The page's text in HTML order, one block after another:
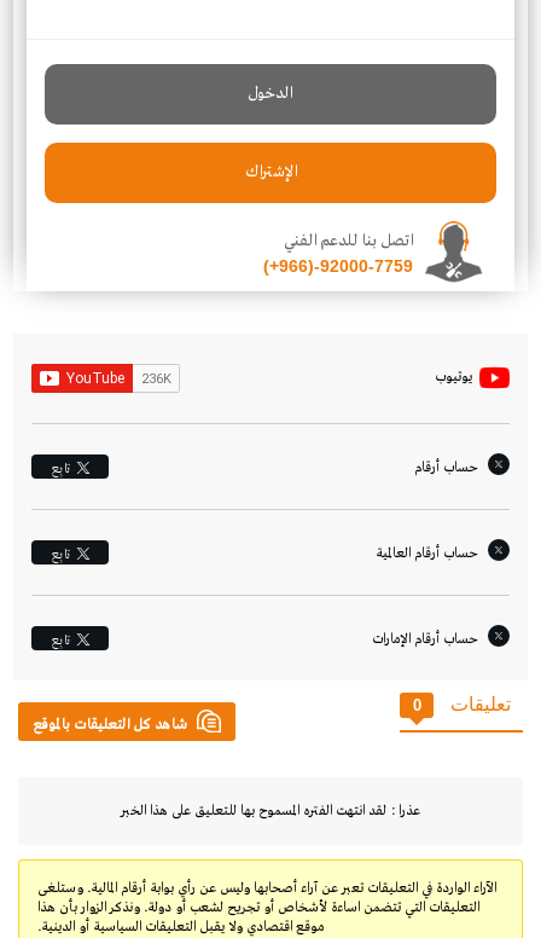
الدخول
الإشتراك
اتصل بنا للدعم الفني
(+966)-92000-7759
يوتيوب
حساب أرقام تابِع
حساب أرقام العالمية تابِع
حساب أرقام الإمارات‎ تابِع
شاهد كل التعليقات بالموقع
تعليقات 0
عذرا : لقد انتهت الفتره المسموح بها للتعليق على هذا الخبر
الآراء الواردة في التعليقات تعبر عن آراء أصحابها وليس عن رأي بوابة أرقام المالية. وستلغى
التعليقات التي تتضمن اساءة لأشخاص أو تجريح لشعب أو دولة. ونذكر الزوار بأن هذا
موقع اقتصادي ولا يقبل التعليقات السياسية أو الدينية.